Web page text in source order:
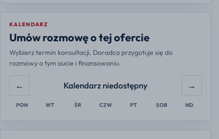
KALENDARZ
Umów rozmowę o tej ofercie
Wybierz termin konsultacji. Doradca przygotuje się do
rozmowy o tym aucie i finansowaniu.
Europe/Warsaw
← Kalendarz niedostępny →
PON WT ŚR CZW PT SOB ND